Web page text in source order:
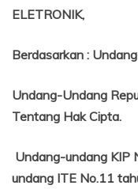
ELETRONIK,
Berdasarkan :
Undang-Undang
Tentang Hak Cipta.
Undang-undang KIP
undang ITE No.11